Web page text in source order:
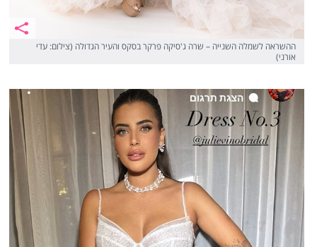
ההשראה לשמלה השנייה – שרה ג'סיקה פרקר בסקס והעיר הגדולה (צילום: עדי
אורני)